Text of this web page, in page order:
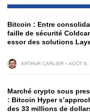
Bitcoin : Entre
faille de sécurité
essor des solutions
ARTHUR CARLIER AOÛT 6,
Marché crypto sous
: Bitcoin Hyper
des 33 millions de